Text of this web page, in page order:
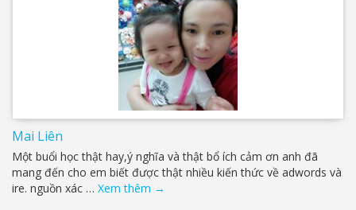
Mai Liên
Một buổi học thật hay,ý nghĩa và thật bổ ích cảm ơn anh đã
mang đến cho em biết được thật nhiều kiến thức về adwords và
ire. nguồn xác … Xem thêm →